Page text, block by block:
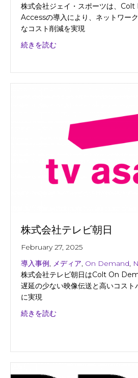
株式会社ジェイ・スポーツは、
Accessの導入により、ネットワー
なコスト削減を実現
続きを読むabout 株式会社ジェイ・
株式会社テレビ朝日
February 27, 2025
導入事例, メディア, On Demand,
株式会社テレビ朝日はColt On
遅延の少ない映像伝送と高いコス
に実現
続きを読むabout 株式会社テレビ朝日